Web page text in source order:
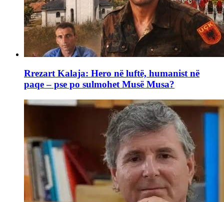
Rrezart Kalaja: Hero në luftë, humanist në
paqe – pse po sulmohet Musë Musa?